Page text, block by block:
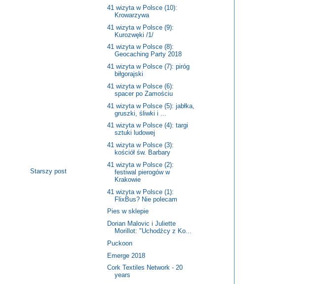
Starszy post
41 wizyta w Polsce (10):
Krowarzywa
41 wizyta w Polsce (9):
Kurozwęki /1/
41 wizyta w Polsce (8):
Geocaching Party 2018
41 wizyta w Polsce (7): piróg
biłgorajski
41 wizyta w Polsce (6):
spacer po Zamościu
41 wizyta w Polsce (5): jabłka,
gruszki, śliwki i ...
41 wizyta w Polsce (4): targi
sztuki ludowej
41 wizyta w Polsce (3):
kościół św. Barbary
41 wizyta w Polsce (2):
festiwal pierogów w
Krakowie
41 wizyta w Polsce (1):
FlixBus? Nie polecam
Pies w sklepie
Dorian Malovic i Juliette
Morillot: "Uchodźcy z Ko...
Puckoon
Emerge 2018
Cork Textiles Network - 20
years